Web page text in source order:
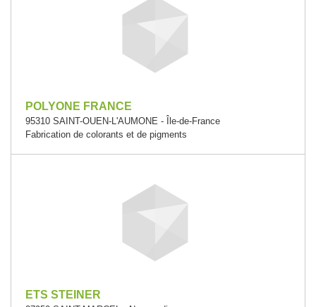
POLYONE FRANCE
95310 SAINT-OUEN-L'AUMONE - Île-de-France
Fabrication de colorants et de pigments
ETS STEINER